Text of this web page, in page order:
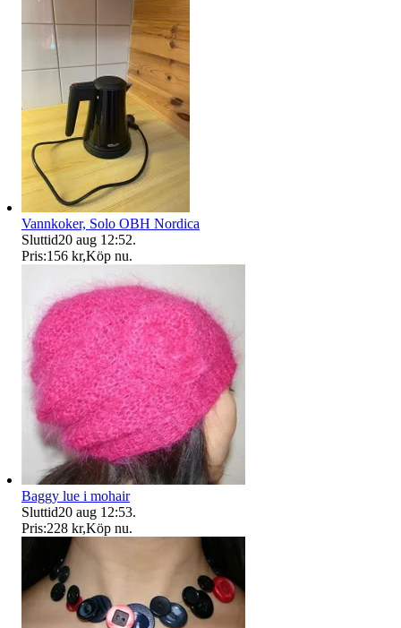
Vannkoker, Solo OBH Nordica
Sluttid20 aug 12:52.
Pris:156 kr,Köp nu.
Baggy lue i mohair
Sluttid20 aug 12:53.
Pris:228 kr,Köp nu.